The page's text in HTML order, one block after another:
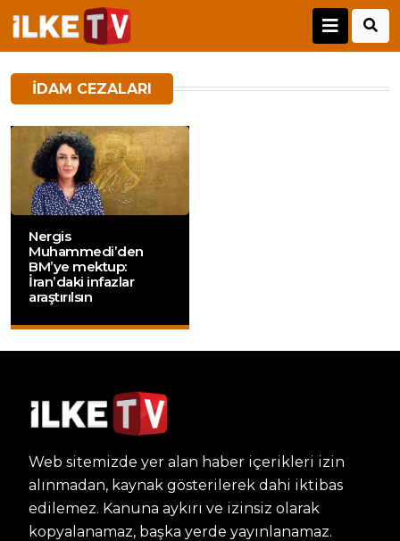
IDAM CEZALARI
Nergis
Muhammedi’den
BM’ye mektup:
İran’daki infazlar
araştırılsın
Web sitemizde yer alan haber içerikleri izin
alınmadan, kaynak gösterilerek dahi iktibas
edilemez. Kanuna aykırı ve izinsiz olarak
kopyalanamaz, başka yerde yayınlanamaz.